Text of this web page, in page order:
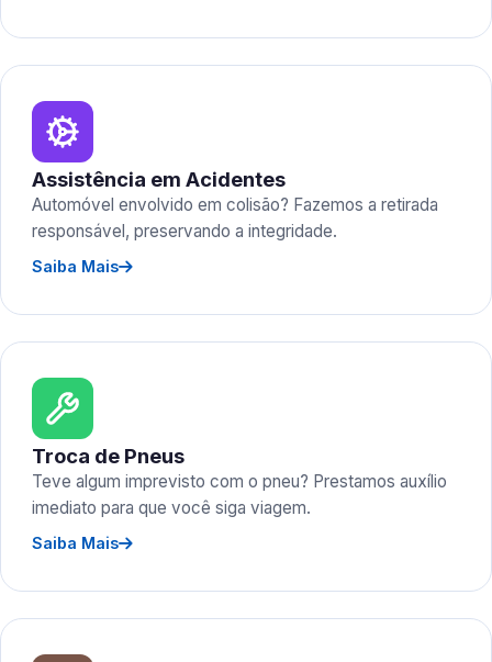
Assistência em Acidentes
Automóvel envolvido em colisão? Fazemos a retirada
responsável, preservando a integridade.
Saiba Mais
Troca de Pneus
Teve algum imprevisto com o pneu? Prestamos auxílio
imediato para que você siga viagem.
Saiba Mais